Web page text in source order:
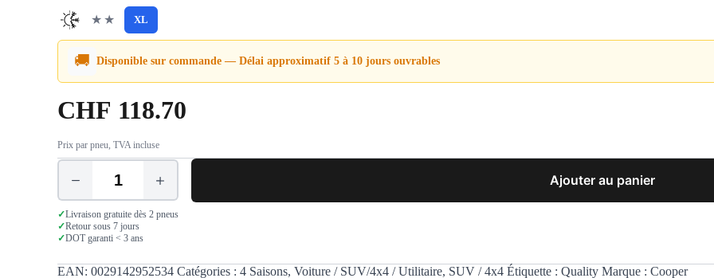
★★ XL
🚚 Disponible sur commande — Délai approximatif 5 à 10 jours ouvrables
CHF 118.70
Prix par pneu, TVA incluse
quantité
de
Cooper
DISCOV.AT3
SPORT2
R16
Ajouter au panier
✓Livraison gratuite dès 2 pneus
✓Retour sous 7 jours
✓DOT garanti < 3 ans
EAN: 0029142952534 Catégories : 4 Saisons, Voiture / SUV/4x4 / Utilitaire, SUV / 4x4 Étiquette : Quality Marque : Cooper